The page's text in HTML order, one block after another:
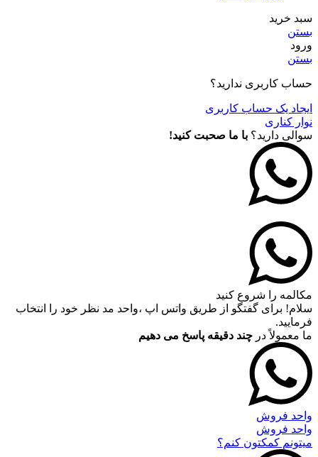
سبد خرید
بستن
ورود
بستن
حساب کاربری ندارید؟
ایجاد یک حساب کاربری
نوار کناری
سوالی دارید؟ با ما صحبت کنید!
مکالمه را شروع کنید
سلام! برای گفتگو از طریق واتس اپ ،واحد مد نظر خود را انتخاب
فرمایید.
ما معمولاً در چند دقیقه پاسخ می دهیم
واحد فروش
واحد فروش
میتونم کمکتون کنم؟